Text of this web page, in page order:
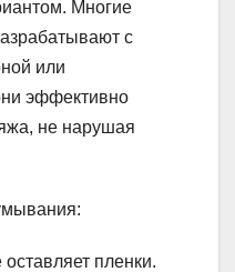
Многие
с
или
эффективно
не нарушая
пленки.